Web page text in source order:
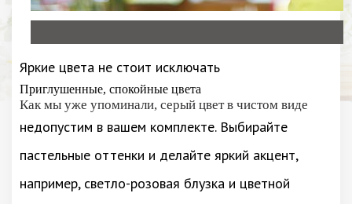
Яркие цвета не стоит исключать
Приглушенные, спокойные цвета
Как мы уже упоминали, серый цвет в чистом виде
недопустим в вашем комплекте. Выбирайте
пастельные оттенки и делайте яркий акцент,
например, светло-розовая блузка и цветной